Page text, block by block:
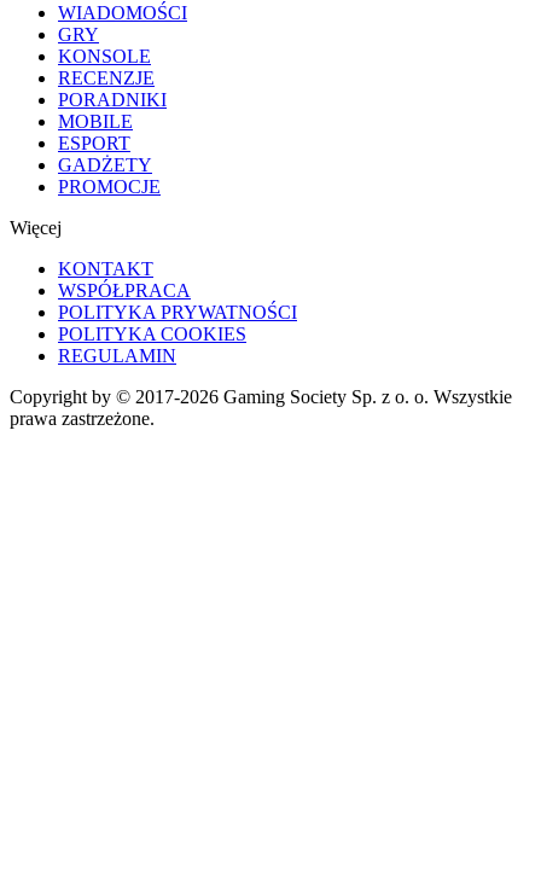
WIADOMOŚCI
GRY
KONSOLE
RECENZJE
PORADNIKI
MOBILE
ESPORT
GADŻETY
PROMOCJE
Więcej
KONTAKT
WSPÓŁPRACA
POLITYKA PRYWATNOŚCI
POLITYKA COOKIES
REGULAMIN
Copyright by © 2017-2026 Gaming Society Sp. z o. o. Wszystkie
prawa zastrzeżone.